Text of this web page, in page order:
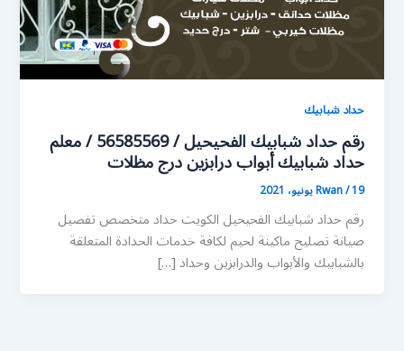
حداد شبابيك
رقم حداد شبابيك الفحيحيل / 56585569 / معلم
حداد شبابيك أبواب درابزين درج مظلات
Rwan/19 يونيو، 2021
رقم حداد شبابيك الفحيحيل الكويت حداد متخصص تفصيل
صيانة تصليح ماكينة لحيم لكافة خدمات الحدادة المتعلقة
بالشبابيك والأبواب والدرابزين وحداد […]